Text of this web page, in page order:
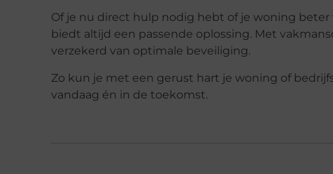
Of je nu direct hulp nodig hebt of je woning
biedt altijd een passende oplossing. Met
verzekerd van optimale beveiliging.
Zo kun je met een gerust hart je woning of
vandaag én in de toekomst.